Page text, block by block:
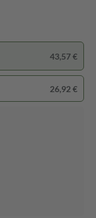
43,57 €
26,92 €